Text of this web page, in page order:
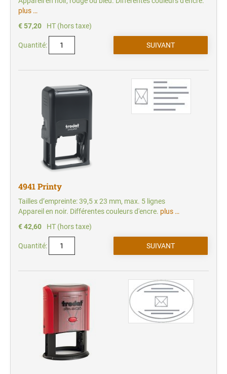
plus …
€ 57,20
HT (hors taxe)
Quantité:
4941 Printy
Tailles d’empreinte: 39,5 x 23 mm, max. 5 lignes
Appareil en noir. Différentes couleurs d'encre. plus …
€ 42,60
HT (hors taxe)
Quantité: